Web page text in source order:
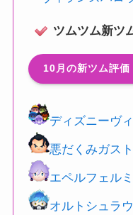
ツムツム新ツ
10月の新ツム評
ディズニーヴ
悪だくみガス
エペルフェル
オルトシュラ